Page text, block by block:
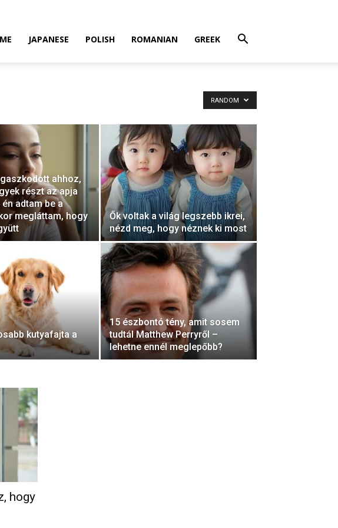
JAPANESE POLISH ROMANIAN GREEK
RANDOM
ahhoz,
részt az apja
adtam be a
megláttam, hogy
Ők voltak a világ legszebb ikrei,
nézd meg, hogy néznek ki most
kutyafajta a
15 észbontó tény, amit sosem
tudtál Matthew Perryről –
lehetne ennél meglepőbb?
hogy